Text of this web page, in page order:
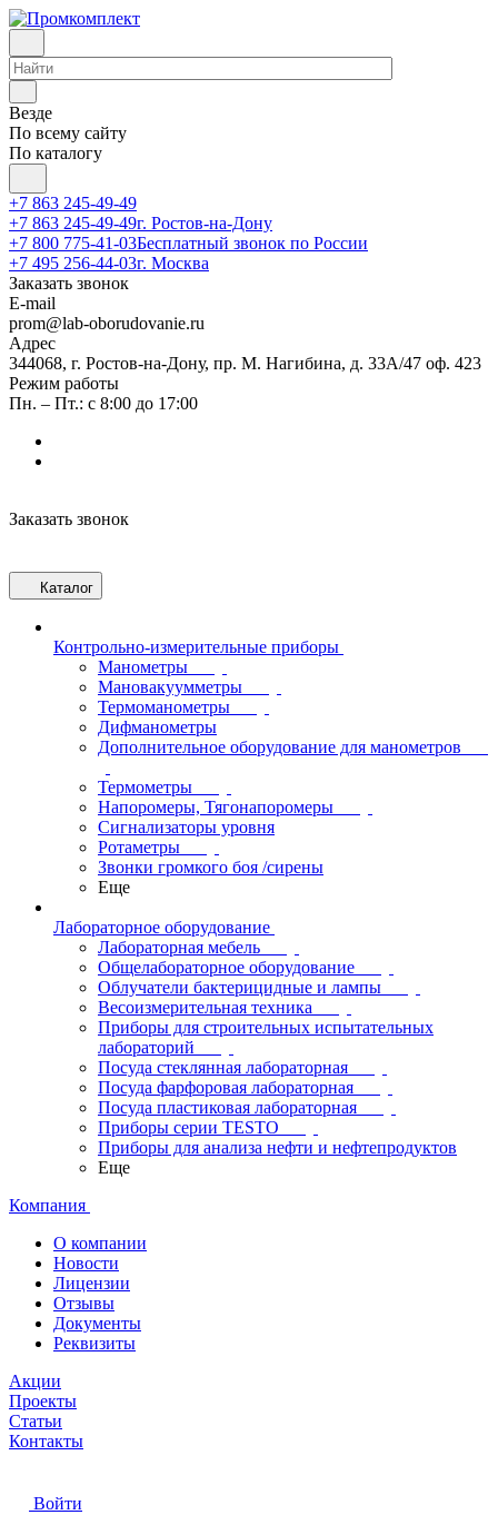
Везде
По всему сайту
По каталогу
+7 863 245-49-49
+7 863 245-49-49г. Ростов-на-Дону
+7 800 775-41-03Бесплатный звонок по России
+7 495 256-44-03г. Москва
Заказать звонок
E-mail
prom@lab-oborudovanie.ru
Адрес
344068, г. Ростов-на-Дону, пр. М. Нагибина, д. 33А/47 оф. 423
Режим работы
Пн. – Пт.: с 8:00 до 17:00
Заказать звонок
Каталог
Контрольно-измерительные приборы
Манометры
Мановакуумметры
Термоманометры
Дифманометры
Дополнительное оборудование для манометров
Термометры
Напоромеры, Тягонапоромеры
Сигнализаторы уровня
Ротаметры
Звонки громкого боя /сирены
Еще
Лабораторное оборудование
Лабораторная мебель
Общелабораторное оборудование
Облучатели бактерицидные и лампы
Весоизмерительная техника
Приборы для строительных испытательных
лабораторий
Посуда стеклянная лабораторная
Посуда фарфоровая лабораторная
Посуда пластиковая лабораторная
Приборы серии TESTO
Приборы для анализа нефти и нефтепродуктов
Еще
Компания
О компании
Новости
Лицензии
Отзывы
Документы
Реквизиты
Акции
Проекты
Статьи
Контакты
Войти